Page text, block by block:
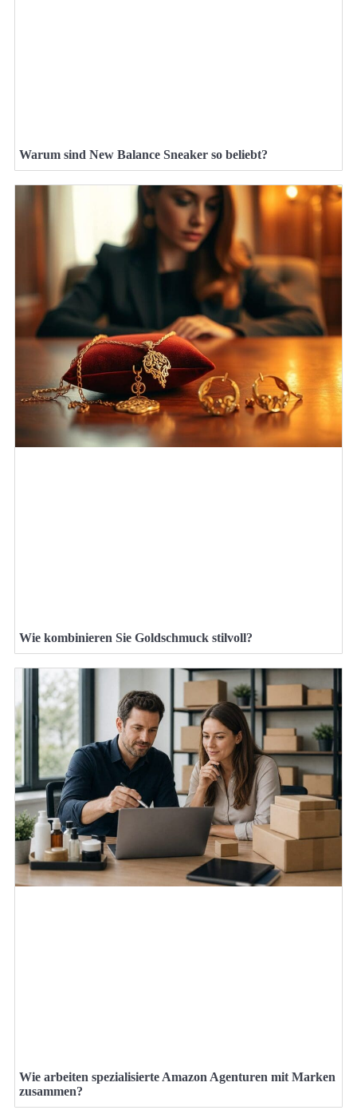
Warum sind New Balance Sneaker so beliebt?
Wie kombinieren Sie Goldschmuck stilvoll?
Wie arbeiten spezialisierte Amazon Agenturen mit Marken
zusammen?